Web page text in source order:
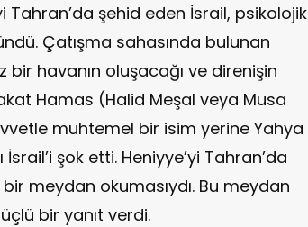
Tahran’da şehid eden İsrail, psikolojik
Çatışma sahasında bulunan
havanın oluşacağı ve direnişin
Hamas (Halid Meşal veya Musa
muhtemel bir isim yerine Yahya
İsrail’i şok etti. Heniyye’yi Tahran’da
meydan okumasıydı. Bu meydan
bir yanıt verdi.